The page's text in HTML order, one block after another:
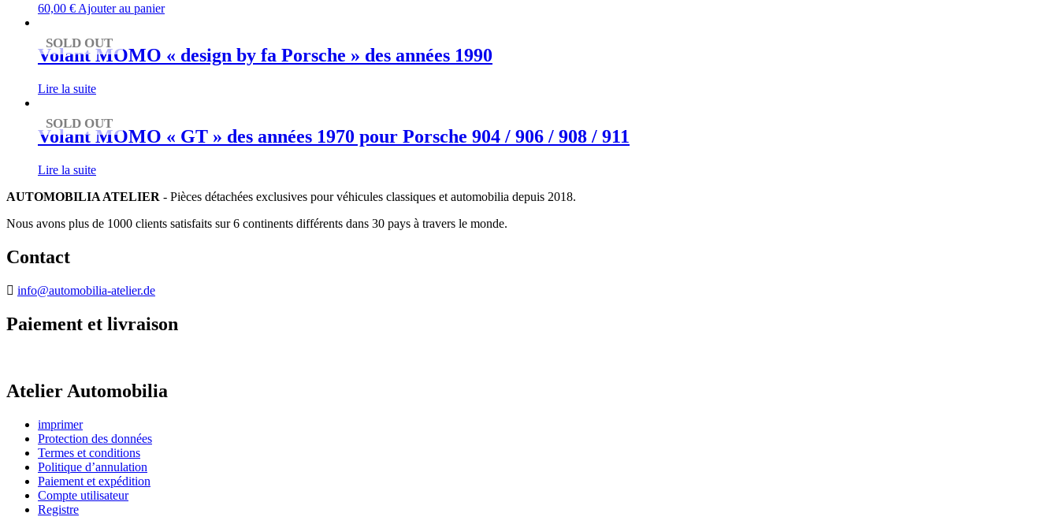
60,00 € Ajouter au panier
SOLD OUT
Volant MOMO « design by fa Porsche » des années 1990
Lire la suite
SOLD OUT
Volant MOMO « GT » des années 1970 pour Porsche 904 / 906 / 908 / 911
Lire la suite
AUTOMOBILIA ATELIER - Pièces détachées exclusives pour véhicules classiques et automobilia depuis 2018.
Nous avons plus de 1000 clients satisfaits sur 6 continents différents dans 30 pays à travers le monde.
Contact
info@automobilia-atelier.de
Paiement et livraison
Atelier Automobilia
imprimer
Protection des données
Termes et conditions
Politique d’annulation
Paiement et expédition
Compte utilisateur
Registre